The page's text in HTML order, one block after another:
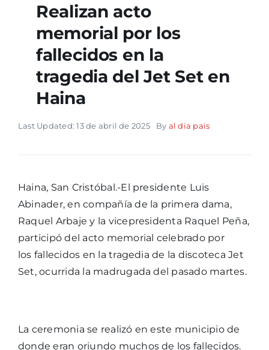
Realizan acto
memorial por los
fallecidos en la
tragedia del Jet Set en
Haina
Last Updated: 13 de abril de 2025 By al dia pais
Haina, San Cristóbal.-El presidente Luis
Abinader, en compañía de la primera dama,
Raquel Arbaje y la vicepresidenta Raquel Peña,
participó del acto memorial celebrado por
los fallecidos en la tragedia de la discoteca Jet
Set, ocurrida la madrugada del pasado martes.
La ceremonia se realizó en este municipio de
donde eran oriundo muchos de los fallecidos.